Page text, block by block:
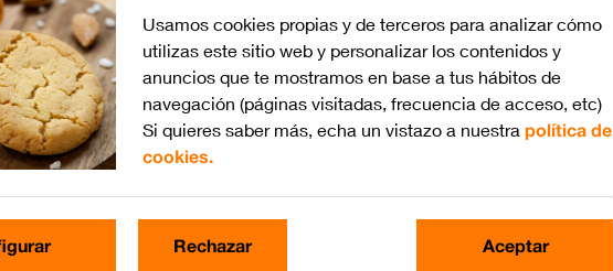
Usamos cookies propias y de terceros para analizar cómo
utilizas este sitio web y personalizar los contenidos y
anuncios que te mostramos en base a tus hábitos de
navegación (páginas visitadas, frecuencia de acceso, etc)
Si quieres saber más, echa un vistazo a nuestra política de
cookies.
Rechazar Aceptar